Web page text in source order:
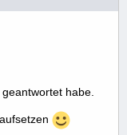
habe.